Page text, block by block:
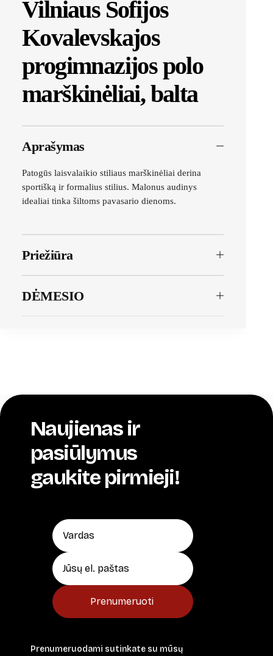
Vilniaus Sofijos
Kovalevskajos
progimnazijos polo
marškinėliai, balta
Aprašymas
Patogūs laisvalaikio stiliaus marškinėliai derina
sportišką ir formalius stilius. Malonus audinys
idealiai tinka šiltoms pavasario dienoms.
Priežiūra
DĖMESIO
Naujienas ir
pasiūlymus
gaukite pirmieji!
Prenumeruoti
Prenumeruodami sutinkate su mūsų